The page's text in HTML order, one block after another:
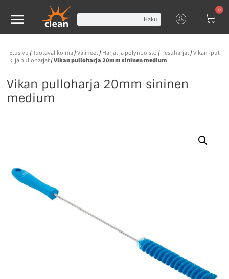
Haku
0
Etusivu /Tuotevalikoima/Välineet/ Harjat ja pölynpoisto / Pesuharjat/Vikan -put
ki ja pulloharjat/ Vikan pulloharja 20mm sininen medium
Vikan pulloharja 20mm sininen
medium